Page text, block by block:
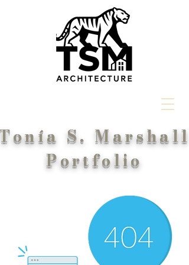
S. Marshall
Portfolio